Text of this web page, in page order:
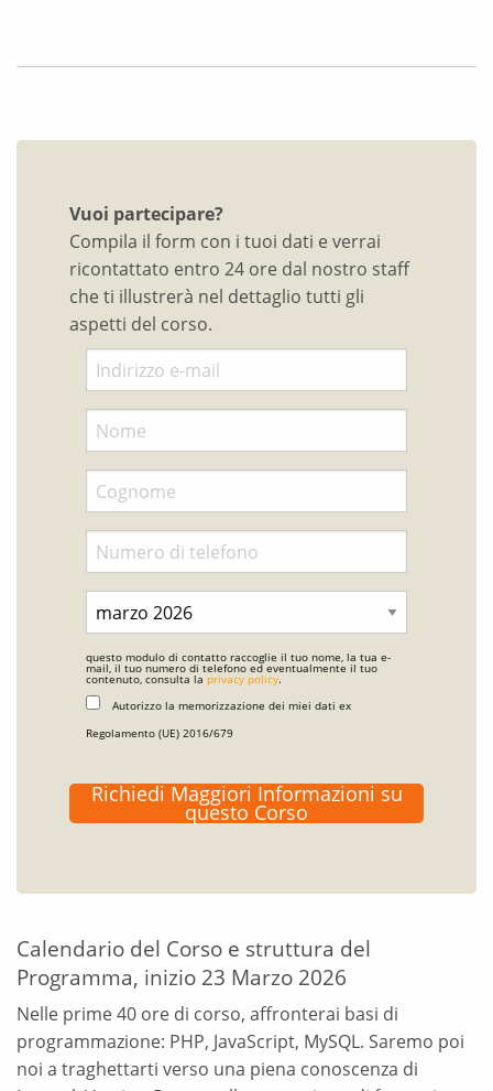
Vuoi partecipare?
Compila il form con i tuoi dati e verrai
ricontattato entro 24 ore dal nostro staff
che ti illustrerà nel dettaglio tutti gli
aspetti del corso.
questo modulo di contatto raccoglie il tuo nome, la tua e-
mail, il tuo numero di telefono ed eventualmente il tuo
contenuto, consulta la privacy policy.
Autorizzo la memorizzazione dei miei dati ex
Regolamento (UE) 2016/679
Richiedi Maggiori Informazioni su
questo Corso
Calendario del Corso e struttura del
Programma, inizio 23 Marzo 2026
Nelle prime 40 ore di corso, affronterai basi di
programmazione: PHP, JavaScript, MySQL. Saremo poi
noi a traghettarti verso una piena conoscenza di